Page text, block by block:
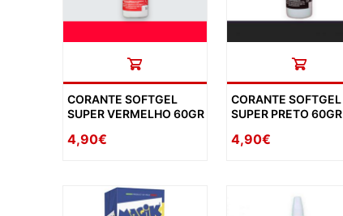
CORANTE SOFTGEL
SUPER VERMELHO 60GR
4,90€
CORANTE SOFTGEL
SUPER PRETO 60GR
4,90€